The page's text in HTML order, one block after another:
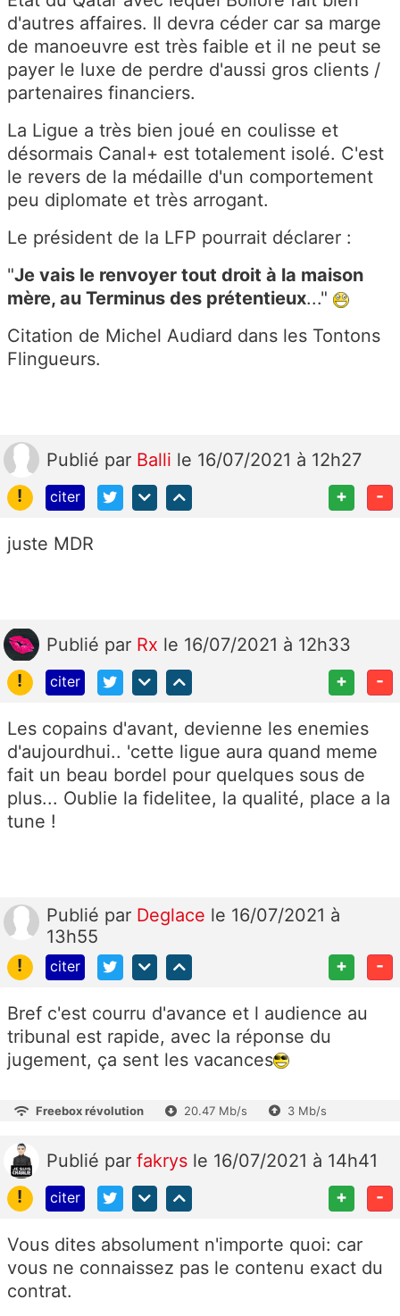
d'autres affaires. Il devra céder car sa marge
de manoeuvre est très faible et il ne peut se
payer le luxe de perdre d'aussi gros clients /
partenaires financiers.
La Ligue a très bien joué en coulisse et
désormais Canal+ est totalement isolé. C'est
le revers de la médaille d'un comportement
peu diplomate et très arrogant.
Le président de la LFP pourrait déclarer :
"Je vais le renvoyer tout droit à la maison
mère, au Terminus des prétentieux..."
Citation de Michel Audiard dans les Tontons
Flingueurs.
Publié par Balli le 16/07/2021 à 12h27
!
citer + -
juste MDR
Publié par Rx le 16/07/2021 à 12h33
!
citer + -
Les copains d'avant, devienne les enemies
d'aujourdhui.. 'cette ligue aura quand meme
fait un beau bordel pour quelques sous de
plus... Oublie la fidelitee, la qualité, place a la
tune !
Publié par Deglace le 16/07/2021 à
13h55
!
citer + -
Bref c'est courru d'avance et l audience au
tribunal est rapide, avec la réponse du
jugement, ça sent les vacances
Freebox révolution 20.47 Mb/s 3 Mb/s
Publié par fakrys le 16/07/2021 à 14h41
!
citer + -
Vous dites absolument n'importe quoi: car
vous ne connaissez pas le contenu exact du
contrat.